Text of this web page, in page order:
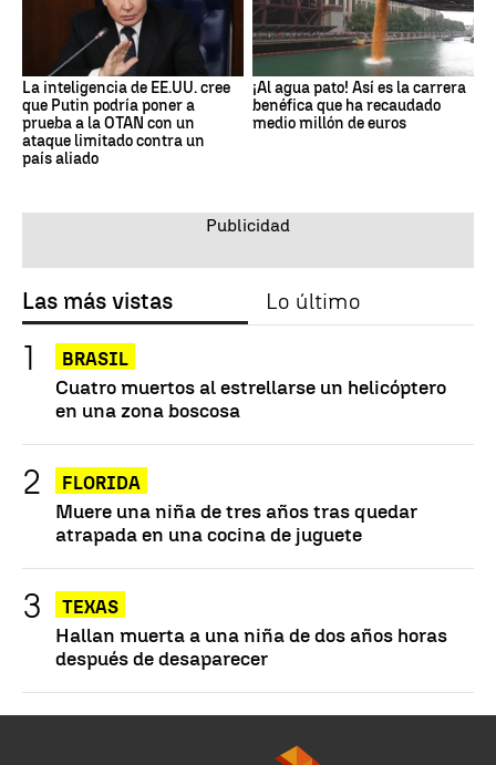
La inteligencia de EE.UU. cree
que Putin podría poner a
prueba a la OTAN con un
ataque limitado contra un
país aliado
¡Al agua pato! Así es la carrera
benéfica que ha recaudado
medio millón de euros
Las más vistas Lo último
BRASIL
Cuatro muertos al estrellarse un helicóptero
en una zona boscosa
FLORIDA
Muere una niña de tres años tras quedar
atrapada en una cocina de juguete
TEXAS
Hallan muerta a una niña de dos años horas
después de desaparecer